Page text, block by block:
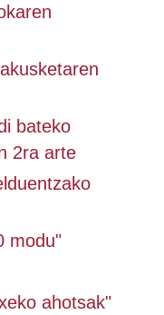
bateko
2ra arte
modu"
ahotsak"